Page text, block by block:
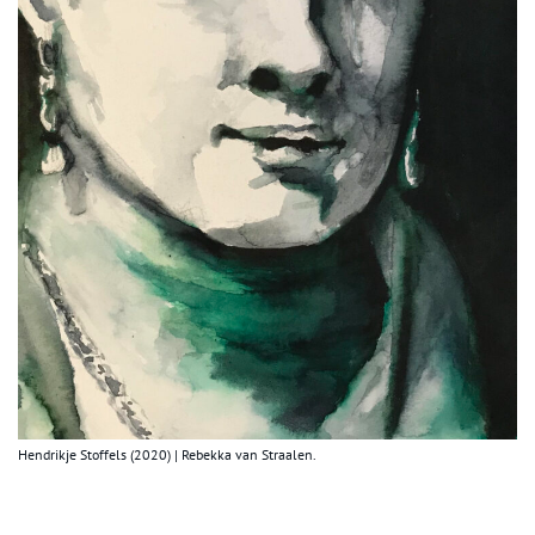
Hendrikje Stoffels (2020) | Rebekka van Straalen.